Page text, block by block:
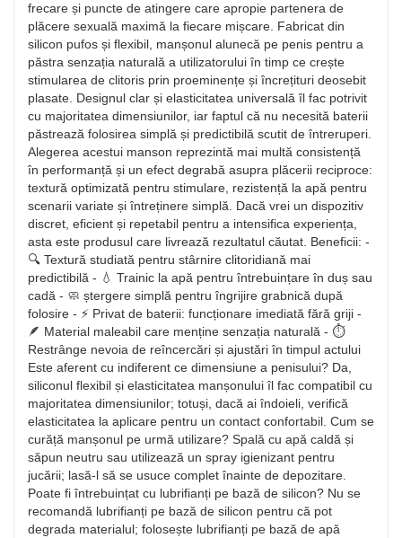
frecare și puncte de atingere care apropie partenera de
plăcere sexuală maximă la fiecare mișcare. Fabricat din
silicon pufos și flexibil, manșonul alunecă pe penis pentru a
păstra senzația naturală a utilizatorului în timp ce crește
stimularea de clitoris prin proeminențe și încrețituri deosebit
plasate. Designul clar și elasticitatea universală îl fac potrivit
cu majoritatea dimensiunilor, iar faptul că nu necesită baterii
păstrează folosirea simplă și predictibilă scutit de întreruperi.
Alegerea acestui manson reprezintă mai multă consistență
în performanță și un efect degrabă asupra plăcerii reciproce:
textură optimizată pentru stimulare, rezistență la apă pentru
scenarii variate și întreținere simplă. Dacă vrei un dispozitiv
discret, eficient și repetabil pentru a intensifica experiența,
asta este produsul care livrează rezultatul căutat. Beneficii: -
🔍 Textură studiată pentru stârnire clitoridiană mai
predictibilă - 💧 Trainic la apă pentru întrebuințare în duș sau
cadă - 🧼 ștergere simplă pentru îngrijire grabnică după
folosire - ⚡ Privat de baterii: funcționare imediată fără griji -
🪶 Material maleabil care menține senzația naturală - ⏱️
Restrânge nevoia de reîncercări și ajustări în timpul actului
Este aferent cu indiferent ce dimensiune a penisului? Da,
siliconul flexibil și elasticitatea manșonului îl fac compatibil cu
majoritatea dimensiunilor; totuși, dacă ai îndoieli, verifică
elasticitatea la aplicare pentru un contact confortabil. Cum se
curăță manșonul pe urmă utilizare? Spală cu apă caldă și
săpun neutru sau utilizează un spray igienizant pentru
jucării; lasă-l să se usuce complet înainte de depozitare.
Poate fi întrebuințat cu lubrifianți pe bază de silicon? Nu se
recomandă lubrifianți pe bază de silicon pentru că pot
degrada materialul; folosește lubrifianți pe bază de apă